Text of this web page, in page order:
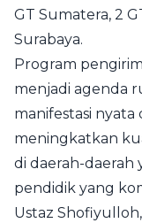
GT Sumatera, 2
Surabaya.
Program
menjadi agenda
manifestasi
meningkatkan
di daerah-
pendidik yang
Ustaz